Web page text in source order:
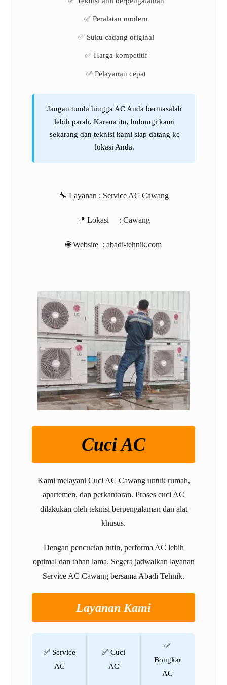
✅ Peralatan modern
✅ Suku cadang original
✅ Harga kompetitif
✅ Pelayanan cepat
Jangan tunda hingga AC Anda bermasalah
lebih parah. Karena itu, hubungi kami
sekarang dan teknisi kami siap datang ke
lokasi Anda.
🔧 Layanan : Service AC Cawang
📍 Lokasi : Cawang
🌐 Website : abadi-tehnik.com
Cuci AC
Kami melayani Cuci AC Cawang untuk rumah,
apartemen, dan perkantoran. Proses cuci AC
dilakukan oleh teknisi berpengalaman dan alat
khusus.
Dengan pencucian rutin, performa AC lebih
optimal dan tahan lama. Segera jadwalkan layanan
Service AC Cawang bersama Abadi Tehnik.
Layanan Kami
✅ Service
AC
✅ Cuci
AC
✅
Bongkar
AC